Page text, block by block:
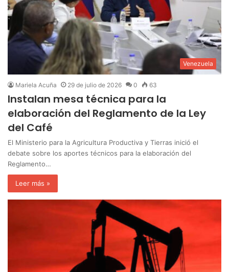
Venezuela
Mariela Acuña 29 de julio de 2026 0 63
Instalan mesa técnica para la
elaboración del Reglamento de la Ley
del Café
El Ministerio para la Agricultura Productiva y Tierras inició el
debate sobre los aportes técnicos para la elaboración del
Reglamento…
Leer más »